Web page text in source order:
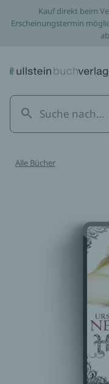
Kauf direkt beim
Erscheinungstermin
Alle Bücher